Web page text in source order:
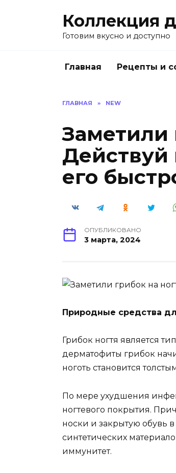
Коллекция
Готовим вкусно и доступно
Главная Рецепты и
ГЛАВНАЯ » NEW
Заметили
Действуй
его
ОПУБЛИКОВАНО
3 марта, 2024
Природные средства
Грибок ногтя является
дерматофиты грибок
ноготь становится
По мере ухудшения
ногтевого покрытия.
носки и закрытую обувь
синтетических
иммунитет.